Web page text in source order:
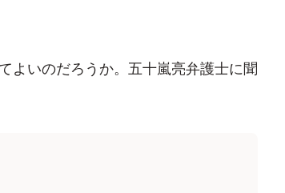
よいのだろうか。五十嵐亮弁護士に聞